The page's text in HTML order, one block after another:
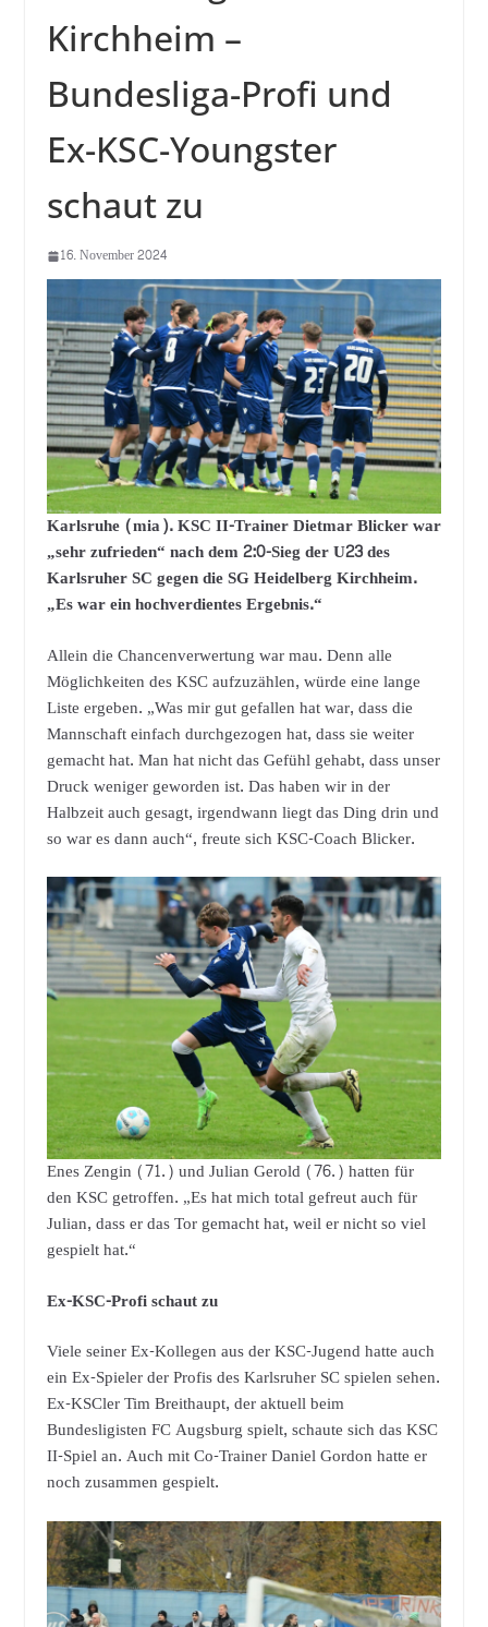
Kirchheim –
Bundesliga-Profi und
Ex-KSC-Youngster
schaut zu
16. November 2024
Karlsruhe (mia). KSC II-Trainer Dietmar Blicker war
„sehr zufrieden“ nach dem 2:0-Sieg der U23 des
Karlsruher SC gegen die SG Heidelberg Kirchheim.
„Es war ein hochverdientes Ergebnis.“
Allein die Chancenverwertung war mau. Denn alle
Möglichkeiten des KSC aufzuzählen, würde eine lange
Liste ergeben. „Was mir gut gefallen hat war, dass die
Mannschaft einfach durchgezogen hat, dass sie weiter
gemacht hat. Man hat nicht das Gefühl gehabt, dass unser
Druck weniger geworden ist. Das haben wir in der
Halbzeit auch gesagt, irgendwann liegt das Ding drin und
so war es dann auch“, freute sich KSC-Coach Blicker.
Enes Zengin (71.) und Julian Gerold (76.) hatten für
den KSC getroffen. „Es hat mich total gefreut auch für
Julian, dass er das Tor gemacht hat, weil er nicht so viel
gespielt hat.“
Ex-KSC-Profi schaut zu
Viele seiner Ex-Kollegen aus der KSC-Jugend hatte auch
ein Ex-Spieler der Profis des Karlsruher SC spielen sehen.
Ex-KSCler Tim Breithaupt, der aktuell beim
Bundesligisten FC Augsburg spielt, schaute sich das KSC
II-Spiel an. Auch mit Co-Trainer Daniel Gordon hatte er
noch zusammen gespielt.